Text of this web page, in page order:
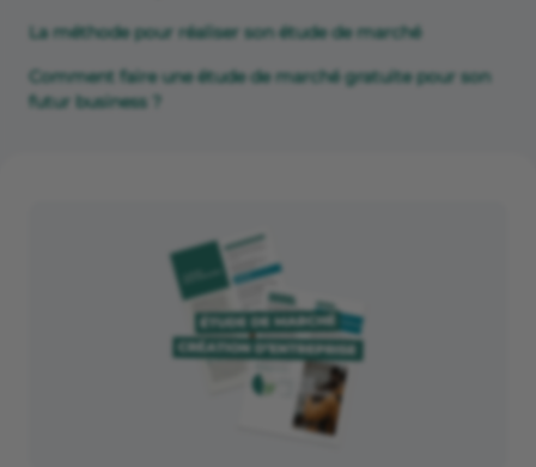
La méthode pour réaliser son étude de marché
Comment faire une étude de marché gratuite pour son
futur business ?